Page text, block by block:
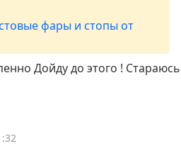
фары и стопы от
Дойду до этого ! Стараюсь